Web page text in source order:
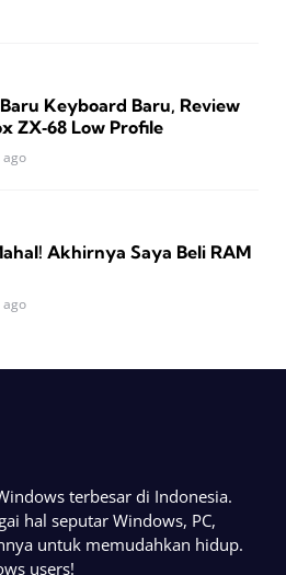
Keyboard Baru, Review
ZX‑68 Low Profile
ago
Akhirnya Saya Beli RAM
ago
terbesar di Indonesia.
hal seputar Windows, PC,
untuk memudahkan hidup.
users!